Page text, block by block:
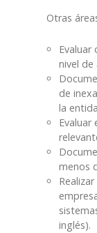
Otras
Evaluar
nivel de
de
la
Evaluar
menos
inglés).